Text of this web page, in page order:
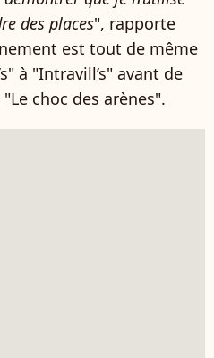
des places", rapporte
est tout de même
à "Intravill’s" avant de
choc des arènes".